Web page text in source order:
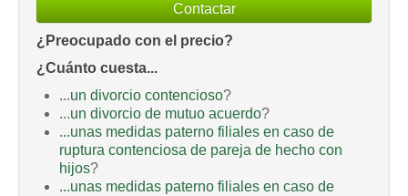
Contactar
¿Preocupado con el precio?
¿Cuánto cuesta...
...un divorcio contencioso?
...un divorcio de mutuo acuerdo?
...unas medidas paterno filiales en caso de
ruptura contenciosa de pareja de hecho con
hijos?
...unas medidas paterno filiales en caso de